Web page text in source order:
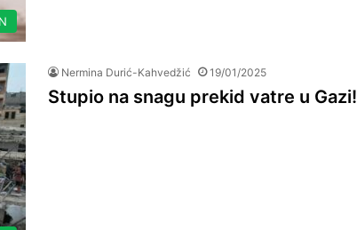
Nermina Durić-Kahvedžić 19/01/2025
Stupio na snagu prekid vatre u Gazi!